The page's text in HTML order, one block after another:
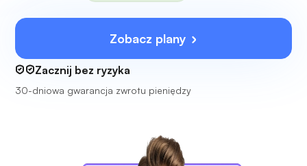
Zobacz plany
Zacznij bez ryzyka
30-dniowa gwarancja zwrotu pieniędzy